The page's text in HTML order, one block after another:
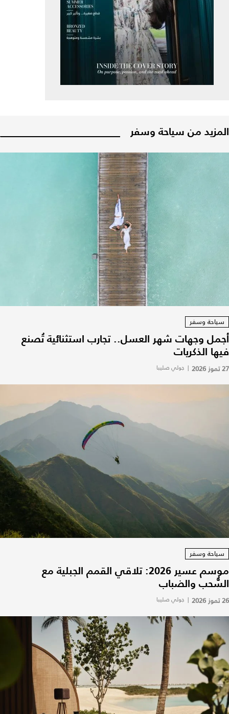
المزيد من سياحة وسفر
سياحة وسفر
أجمل وجهات شهر العسل.. تجارب استثنائية تُصنع
فيها الذكريات
27 تموز 2026 | جولي صليبا
سياحة وسفر
موسم عسير 2026: تلاقي القمم الجبلية مع
السُّحب والضباب
26 تموز 2026 | جولي صليبا